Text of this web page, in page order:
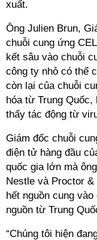
xuất.
Ông Julien Brun,
chuỗi cung ứng
kết sâu vào chuỗi
công ty nhỏ có thể
còn lại của chuỗi
hóa từ Trung
thấy tác động từ
Giám đốc chuỗi
điện tử hàng đầu
quốc gia lớn mà
Nestle và Proctor
hết nguồn cung
nguồn từ Trung
“Chúng tôi hiện